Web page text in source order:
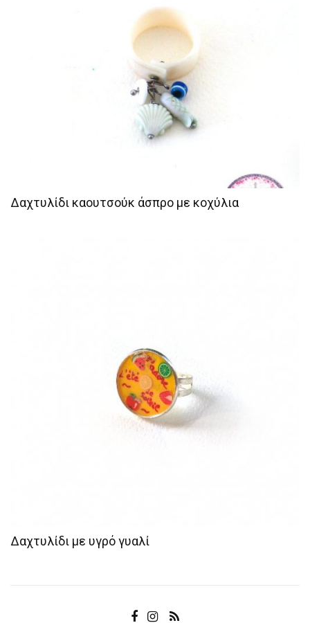
Δαχτυλίδι καουτσούκ άσπρο με κοχύλια
Δαχτυλίδι με υγρό γυαλί